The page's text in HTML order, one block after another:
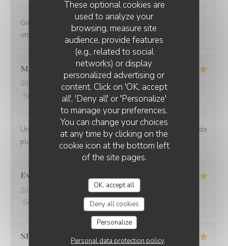
These optional cookies are
used to analyze your
browsing, measure site
audience, provide features
(e.g., related to social
networks) or display
personalized advertising or
content. Click on 'OK, accept
all', 'Deny all' or 'Personalize'
to manage your preferences.
You can change your choices
at any time by clicking on the
cookie icon at the bottom left
of the site pages.
OK, accept all
Deny all cookies
Personalize
Personal data protection policy
Gestione molto ospitale e personale gentilissimo. Cibo
ottimo. Torneremo
MICHAELA
2023-10-29
- 12:30 - Guests 3
Service
Ambiance: 5/5 Food: 5/5 Value:5
Un très bon accueil, un excellent repas, que demander de
plus. Je recommande.
Eve
2023-10-30
- 19:30 - Guests 2
Service
Ambiance: 5/5 Food: 5/5
SÉBASTIEN R